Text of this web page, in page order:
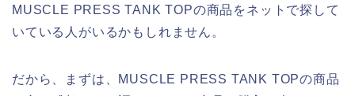
MUSCLE PRESS TANK TOPの商品をネットで探して
いている人がいるかもしれません。
だから、まずは、MUSCLE PRESS TANK TOPの商品